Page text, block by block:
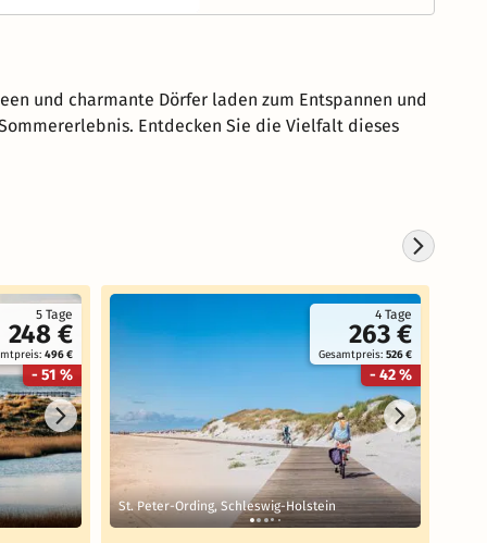
und charmante Dörfer laden zum Entspannen und
Entdecken Sie die Vielfalt dieses
5 Tage
248 €
496 €
- 51 %
4 Tage
263 €
Gesamtpreis: 526 €
- 42 %
St. Peter-Ording, Schleswig-Holstein